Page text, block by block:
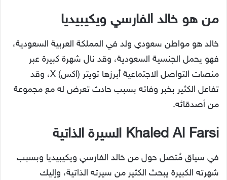
من هو خالد الفارسي ويكيبيديا
خالد هو مواطن سعودي ولد في المملكة العربية السعودية،
فهو يحمل الجنسية السعودية، وقد نال شهرة كبيرة عبر
منصات التواصل الاجتماعية أبرزها تويتر (اكس) X، وقد
تفاعل الكثير بخبر وفاته بسبب حادث تعرض له مع مجموعة
من أصدقائه.
Khaled Al Farsi السيرة الذاتية
في سياق مُتصل حول من خالد الفارسي ويكيبيديا وبسبب
شهرته الكبيرة يبحث الكثير من سيرته الذاتية، وإليك